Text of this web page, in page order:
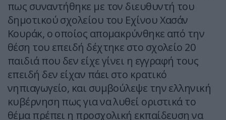
πως συναντήθηκε με τον διευθυντή του
δημοτικού σχολείου του Εχίνου Χασάν
Κουράκ, ο οποίος απομακρύνθηκε από την
θέση του επειδή δέχτηκε στο σχολείο 20
παιδιά που δεν είχε γίνει η εγγραφή τους
επειδή δεν είχαν πάει στο κρατικό
νηπιαγωγείο, και συμβούλεψε την ελληνική
κυβέρνηση πως για να λυθεί οριστικά το
θέμα πρέπει η προσχολική εκπαίδευση να